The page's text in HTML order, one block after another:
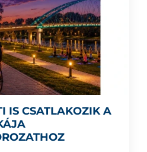
IS CSATLAKOZIK A